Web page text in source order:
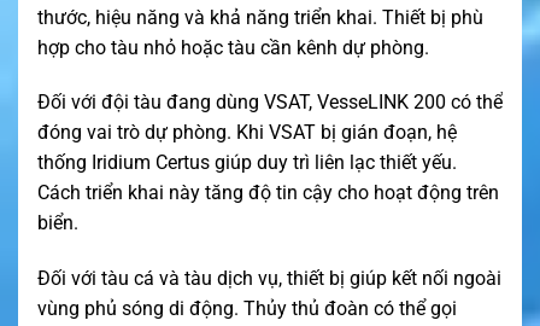
thước, hiệu năng và khả năng triển khai. Thiết bị phù
hợp cho tàu nhỏ hoặc tàu cần kênh dự phòng.
Đối với đội tàu đang dùng VSAT, VesseLINK 200 có thể
đóng vai trò dự phòng. Khi VSAT bị gián đoạn, hệ
thống Iridium Certus giúp duy trì liên lạc thiết yếu.
Cách triển khai này tăng độ tin cậy cho hoạt động trên
biển.
Đối với tàu cá và tàu dịch vụ, thiết bị giúp kết nối ngoài
vùng phủ sóng di động. Thủy thủ đoàn có thể gọi